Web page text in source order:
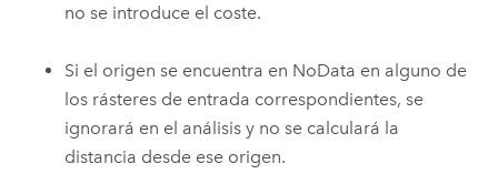
no se introduce el coste.
Si el origen se encuentra en NoData en alguno de
los rásteres de entrada correspondientes, se
ignorará en el análisis y no se calculará la
distancia desde ese origen.